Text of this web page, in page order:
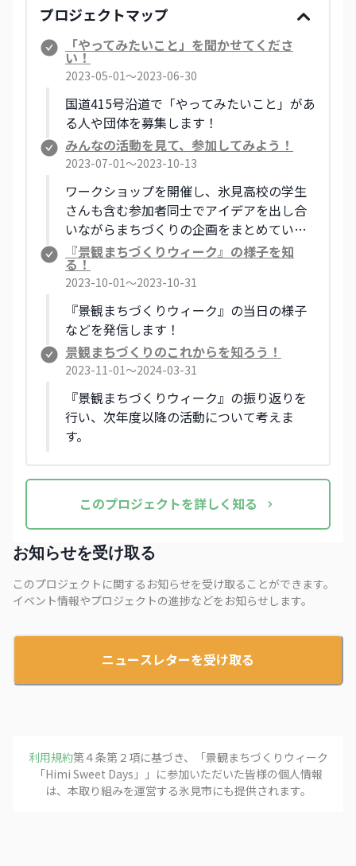
プロジェクトマップ
「やってみたいこと」を聞かせてくださ
い！
2023-05-01〜2023-06-30
国道415号沿道で「やってみたいこと」があ
る人や団体を募集します！
みんなの活動を見て、参加してみよう！
2023-07-01〜2023-10-13
ワークショップを開催し、氷見高校の学生
さんも含む参加者同士でアイデアを出し合
いながらまちづくりの企画をまとめていき
ます！ 実施される企画のご紹介や、実際
の活動にご協力いただける方の募集も行っ
ています！
『景観まちづくりウィーク』の様子を知
る！
2023-10-01〜2023-10-31
『景観まちづくりウィーク』の当日の様子
などを発信します！
景観まちづくりのこれからを知ろう！
2023-11-01〜2024-03-31
『景観まちづくりウィーク』の振り返りを
行い、次年度以降の活動について考えま
す。
このプロジェクトを詳しく知る
お知らせを受け取る
このプロジェクトに関するお知らせを受け取ることができます。
イベント情報やプロジェクトの進捗などをお知らせします。
ニュースレターを受け取る
利用規約第４条第２項に基づき、「景観まちづくりウィーク
「Himi Sweet Days」
」に参加いただいた皆様の個人情報
は、本取り組みを運営する氷見市にも提供されます。